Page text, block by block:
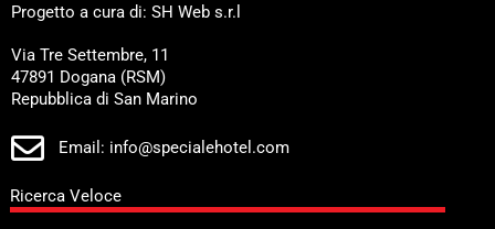
Progetto a cura di: SH Web s.r.l
Via Tre Settembre, 11
47891 Dogana (RSM)
Repubblica di San Marino
Email: info@specialehotel.com
Ricerca Veloce